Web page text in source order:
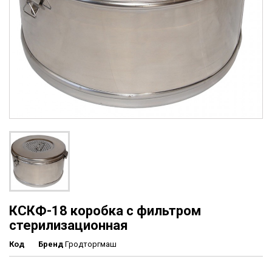
КСКФ-18 коробка с фильтром
стерилизационная
Код Бренд Гродторгмаш